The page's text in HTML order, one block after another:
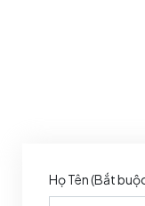
Họ Tên (Bắt